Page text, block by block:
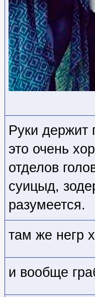
Руки держит
это очень
отделов
суицыд,
разумеется.
там же негр
и вообще